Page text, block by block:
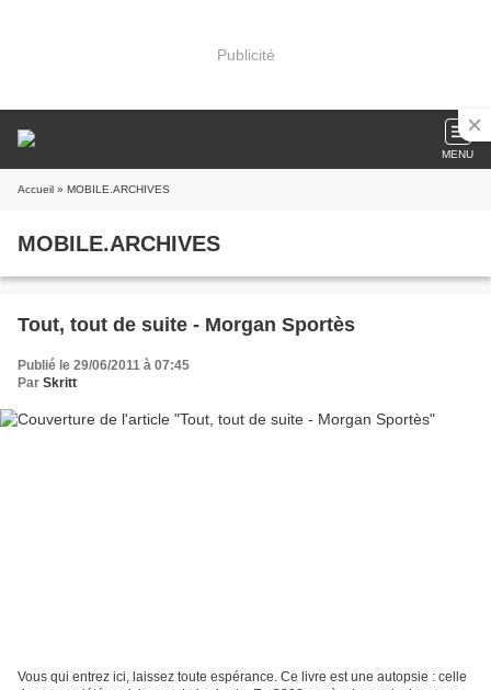
Publicité
MENU
Accueil » MOBILE.ARCHIVES
MOBILE.ARCHIVES
Tout, tout de suite - Morgan Sportès
Publié le 29/06/2011 à 07:45
Par Skritt
Vous qui entrez ici, laissez toute espérance. Ce livre est une autopsie : celle